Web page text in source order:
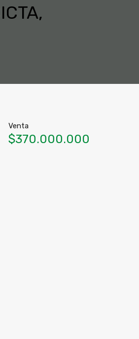
Venta
$370.000.000